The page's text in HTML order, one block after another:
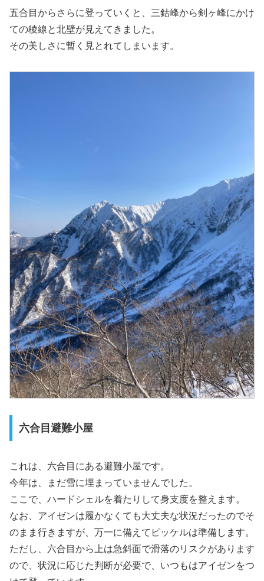
五合目からさらに登っていくと、三鈷峰から剣ヶ峰にかけ
ての稜線と北壁が見えてきました。
その美しさに暫く見とれてしまいます。
六合目避難小屋
これは、六合目にある避難小屋です。
今年は、まだ雪に埋まっていませんでした。
ここで、ハードシェルを着たりして身支度を整えます。
なお、アイゼンは履かなくても大丈夫な状況だったのでそ
のまま行きますが、万一に備えてピッケルは準備します。
ただし、六合目から上は急斜面で滑落のリスクがあります
ので、状況に応じた判断が必要で、いつもはアイゼンをつ